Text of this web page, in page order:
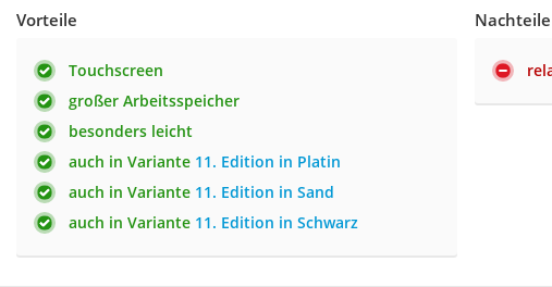
Vorteile
Touchscreen
großer Arbeitsspeicher
besonders leicht
auch in Variante 11. Edition in Platin
auch in Variante 11. Edition in Sand
auch in Variante 11. Edition in Schwarz
Nachteile